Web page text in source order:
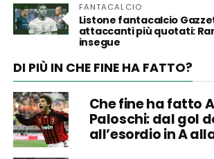
FANTACALCIO
Listone fantacalcio
attaccanti più quotati:
insegue
DI PIÙ IN CHE FINE HA FATTO?
Che fine ha fatto
Paloschi: dal gol
all’esordio in A